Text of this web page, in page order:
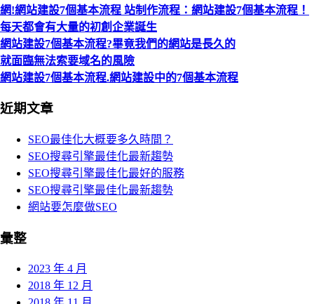
網!網站建設7個基本流程 站制作流程：網站建設7個基本流程！
每天都會有大量的初創企業誕生
網站建設7個基本流程?畢竟我們的網站是長久的
就面臨無法索要域名的風險
網站建設7個基本流程.網站建設中的7個基本流程
近期文章
SEO最佳化大概要多久時間？
SEO搜尋引擎最佳化最新趨勢
SEO搜尋引擎最佳化最好的服務
SEO搜尋引擎最佳化最新趨勢
網站要怎麼做SEO
彙整
2023 年 4 月
2018 年 12 月